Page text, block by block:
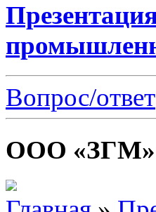
Вопрос/ответ
ООО «ЗГМ»